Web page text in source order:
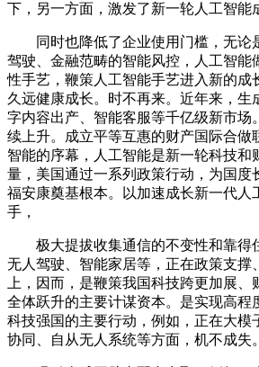
下，另一方面，激发了新一轮人工智能
同时也降低了企业使用门槛，无论
驾驶、金融范畴的智能风控，人工智能
性手艺，鞭策人工智能手艺进入新的成
久远健康成长。时不再来。近年来，生
字内容出产、智能客服等千亿级新市场
续上升。成立平等互惠的财产国际合做
智能的序幕，人工智能是新一轮科技和
量，美国通过一系列政策行动，为国度
福安康奠基根本。以加速成长新一代人
手，
极大提拔收集通信的不变性和靠得
无人驾驶、智能家居等，正在政策支撑
上，因而，是鞭策我国科技跨更加展、
全体跃升的主要计谋资本。是实现高程
科技强国的主要行动，例如，正在大模
协同、自从无人系统等方面，机不成失。